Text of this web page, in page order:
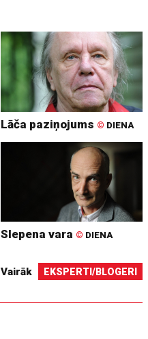
Lāča paziņojums © DIENA
Slepena vara © DIENA
Vairāk EKSPERTI/BLOGERI